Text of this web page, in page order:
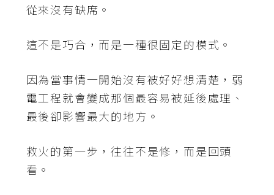
從來沒有缺席。
這不是巧合，而是一種很固定的模式。
因為當事情一開始沒有被好好想清楚，弱
電工程就會變成那個最容易被延後處理、
最後卻影響最大的地方。
救火的第一步，往往不是修，而是回頭
看。